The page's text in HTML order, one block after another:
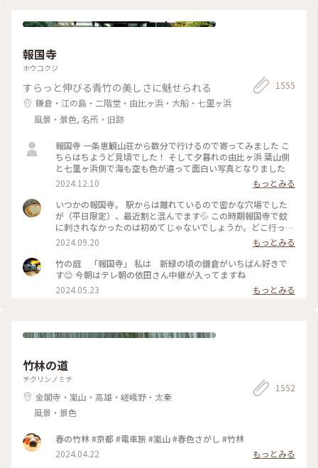
所』 2025年10月18日(土) - 2026年3月15日(日) #金沢21世紀
#SIDECORELivingroadLivingspace/生きている道生きるため
み、上から覗くプールが見られるようになり急いで見学！ も
わいいラビットチェアや、憧れのアルネ・ヤコブセンデザイン
のアントチェアやスワンチェアに座れたのも満足✨ 女子トイレ
世紀美術館 #美術館 #金沢 #石川 #アートな景色
報国寺
ホウコクジ
すらっと伸びる青竹の美しさに魅せられる
鎌倉・江の島・二階堂・由比ヶ浜・大船・七里ヶ浜
風景・景色, 名所・旧跡
1555
報国寺 一条恵観山荘から数分で行けるので寄ってみました こ
ちらはちようど見頃でした！ そして夕暮れの由比ヶ浜 葉山側
と七里ヶ浜側で海も空も色が違って面白い写真となりました
2024.12.10
もっとみる
いつかの報国寺。 駅からは離れているので密かな穴場でした
が（平日限定）、最近割と混んでます💦 この時期報国寺で蚊
に刺されなかったのは初めてじゃないでしょうか。どこ行っ
た〜🦟 #ことりっぷ旅2024 #鎌倉
2024.09.20
もっとみる
竹の庭 「報国寺」 私は 新緑の頃の鎌倉がいちばん好きで
す😊 今朝はテレ朝の依田さん中継が入ってますね
2024.05.23
もっとみる
竹林の道
チクリンノミチ
金閣寺・嵐山・高雄・嵯峨野・太秦
風景・景色
1552
春の竹林 #京都 #電車旅 #嵐山 #春色さがし #竹林
2024.04.22
もっとみる